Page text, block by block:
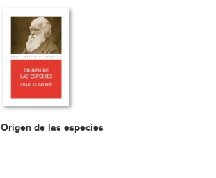
Origen de las especies